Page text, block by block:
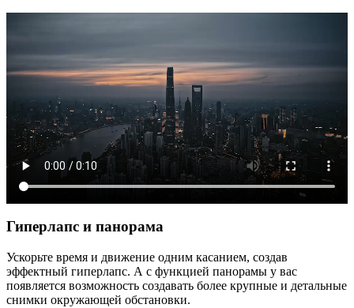
Гиперлапс и панорама
Ускорьте время и движение одним касанием, создав
эффектный гиперлапс. А с функцией панорамы у вас
появляется возможность создавать более крупные и детальные
снимки окружающей обстановки.